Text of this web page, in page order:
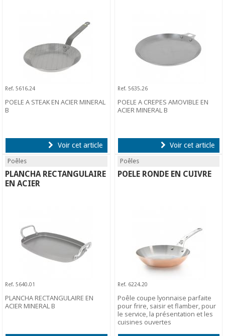
Ref. 5616.24
POELE A STEAK EN ACIER MINERAL
B
Voir cet article
Ref. 5635.26
POELE A CREPES AMOVIBLE EN
ACIER MINERAL B
Voir cet article
Poêles
PLANCHA RECTANGULAIRE
EN ACIER
Ref. 5640.01
PLANCHA RECTANGULAIRE EN
ACIER MINERAL B
Poêles
POELE RONDE EN CUIVRE
Ref. 6224.20
Poêle coupe lyonnaise parfaite
pour frire, saisir et flamber, pour
le service, la présentation et les
cuisines ouvertes